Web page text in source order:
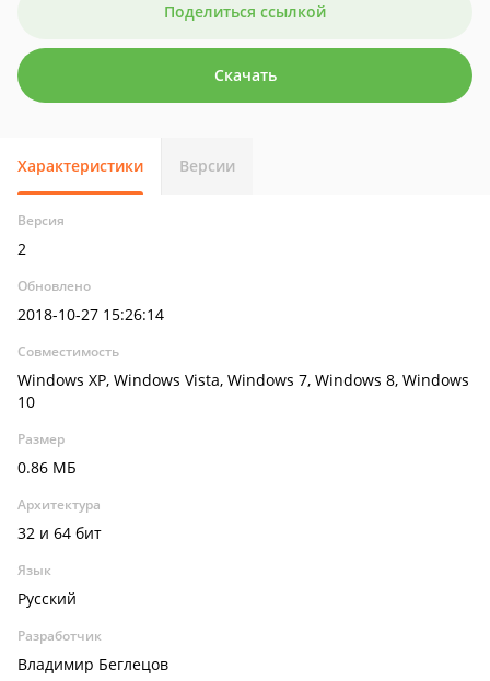
Поделиться ссылкой
Скачать
Характеристики Версии
Версия
2
Обновлено
2018-10-27 15:26:14
Совместимость
Windows XP, Windows Vista, Windows 7, Windows 8, Windows
10
Размер
0.86 МБ
Архитектура
32 и 64 бит
Язык
Русский
Разработчик
Владимир Беглецов